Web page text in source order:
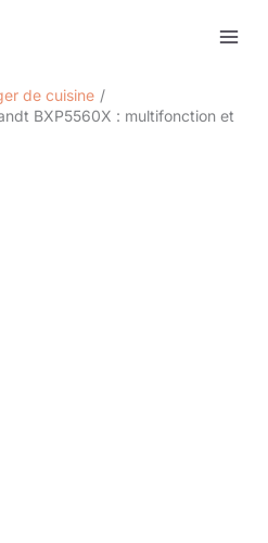
de cuisine
BXP5560X : multifonction et